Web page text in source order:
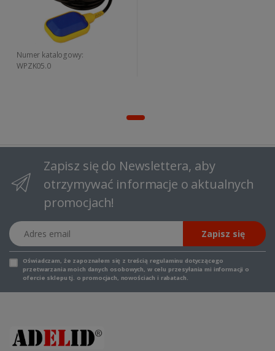
Numer katalogowy:
WPZK05.0
Zapisz się do Newslettera, aby
otrzymywać informacje o aktualnych
promocjach!
Adres email
Zapisz się
Oświadczam, że zapoznałem się z treścią regulaminu dotyczącego
przetwarzania moich danych osobowych, w celu przesyłania mi informacji o
ofercie sklepu tj. o promocjach, nowościach i rabatach.